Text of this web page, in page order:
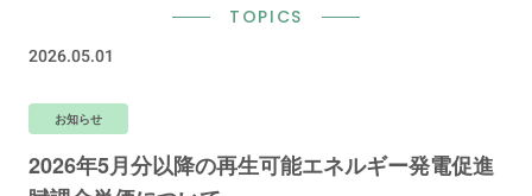
TOPICS
2026.05.01
お知らせ
2026年5月分以降の再生可能エネルギー発電促進